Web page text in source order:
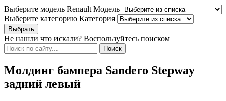
Выберите модель Renault Модель
Выберите категорию Категория
Не нашли что искали? Воспользуйтесь поиском
Молдинг бампера Sandero Stepway
задний левый